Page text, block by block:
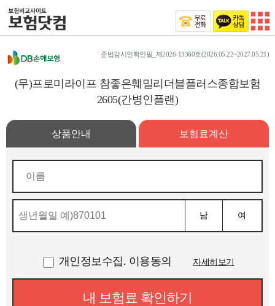
준법감시인확인필_제2026-13360호(2026.05.22~2027.05.21)
(무)프로미라이프 참좋은훼밀리더블플러스종합보험
2605(간병인플랜)
상품안내 보험료계산
남 여
개인정보수집. 이용동의 자세히보기
내 보험료 확인하기